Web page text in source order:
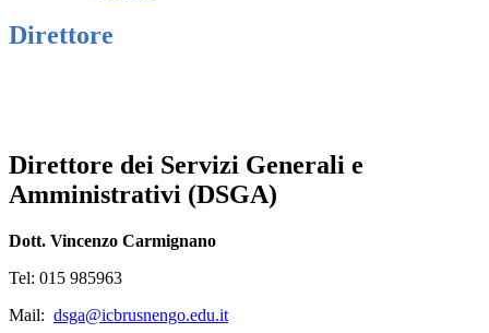
Direttore
Direttore dei Servizi Generali e
Amministrativi (DSGA)
Dott. Vincenzo Carmignano
Tel: 015 985963
Mail: dsga@icbrusnengo.edu.it